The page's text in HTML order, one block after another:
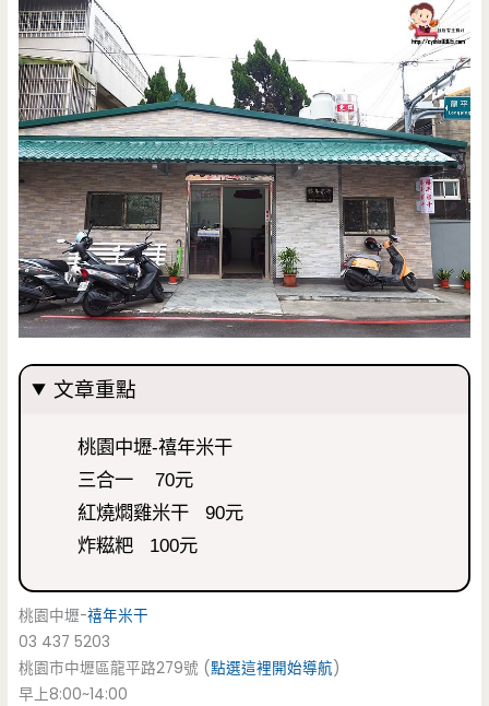
文章重點
桃園中壢-禧年米干
三合一 70元
紅燒燜雞米干 90元
炸糍粑 100元
桃園中壢-禧年米干
03 437 5203
桃園市中壢區龍平路279號 (點選這裡開始導航)
早上8:00~14:00